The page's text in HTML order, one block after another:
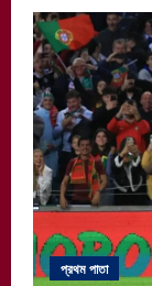
প্রথম পাতা